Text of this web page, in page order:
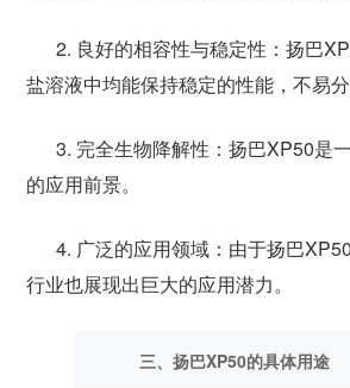
2. 良好的相容性与稳定性：扬巴
盐溶液中均能保持稳定的性能，不易分
3. 完全生物降解性：扬巴XP50是
的应用前景。
4. 广泛的应用领域：由于扬巴
行业也展现出巨大的应用潜力。
三、扬巴XP50的具体用途